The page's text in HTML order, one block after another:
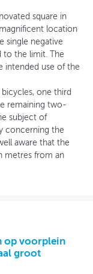
square in
location
single negative
to the limit. The
intended use of the
one third
remaining two-
subject of
concerning the
aware that the
metres from an
op voorplein
groot